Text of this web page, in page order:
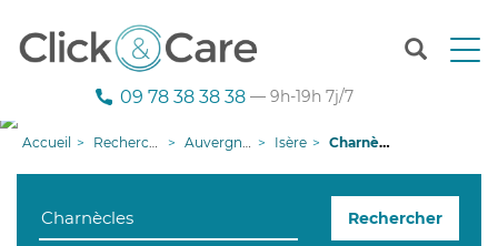
T
n
09 78 38 38 38 — 9h-19h 7j/7
Accueil Recherche aide à domicile Auvergne-Rhône-Alpes Isère Charnècles
Rechercher